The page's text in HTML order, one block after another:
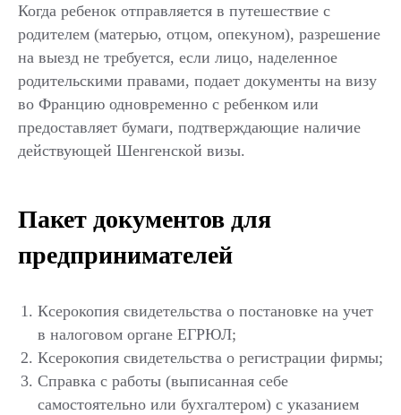
Когда ребенок отправляется в путешествие с
родителем (матерью, отцом, опекуном), разрешение
на выезд не требуется, если лицо, наделенное
родительскими правами, подает документы на визу
во Францию одновременно с ребенком или
предоставляет бумаги, подтверждающие наличие
действующей Шенгенской визы.
Пакет документов для
предпринимателей
Ксерокопия свидетельства о постановке на учет
в налоговом органе ЕГРЮЛ;
Ксерокопия свидетельства о регистрации фирмы;
Справка с работы (выписанная себе
самостоятельно или бухгалтером) с указанием